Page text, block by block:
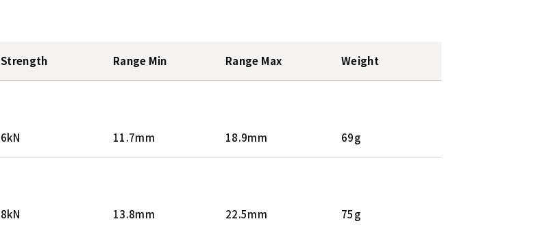
Strength Range Min Range Max Weight
6kN 11.7mm 18.9mm 69g
8kN 13.8mm 22.5mm 75g